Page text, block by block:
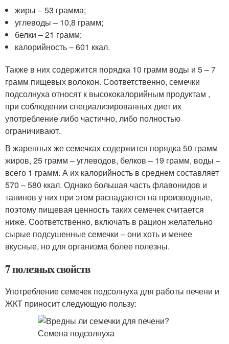
жиры – 53 грамма;
углеводы – 10,8 грамм;
белки – 21 грамм;
калорийность – 601 ккал.
Также в них содержится порядка 10 грамм воды и 5 – 7
грамм пищевых волокон. Соответственно, семечки
подсолнуха относят к высококалорийным продуктам ,
при соблюдении специализированных диет их
употребление либо частично, либо полностью
ограничивают.
В жаренных же семечках содержится порядка 50 грамм
жиров, 25 грамм – углеводов, белков – 19 грамм, воды –
всего 1 грамм. А их калорийность в среднем составляет
570 – 580 ккал. Однако большая часть флавонидов и
танинов у них при этом распадаются на производные,
поэтому пищевая ценность таких семечек считается
ниже. Соответственно, включать в рацион желательно
сырые подсушенные семечки – они хоть и менее
вкусные, но для организма более полезны.
7 полезных свойств
Употребление семечек подсолнуха для работы печени и
ЖКТ приносит следующую пользу: